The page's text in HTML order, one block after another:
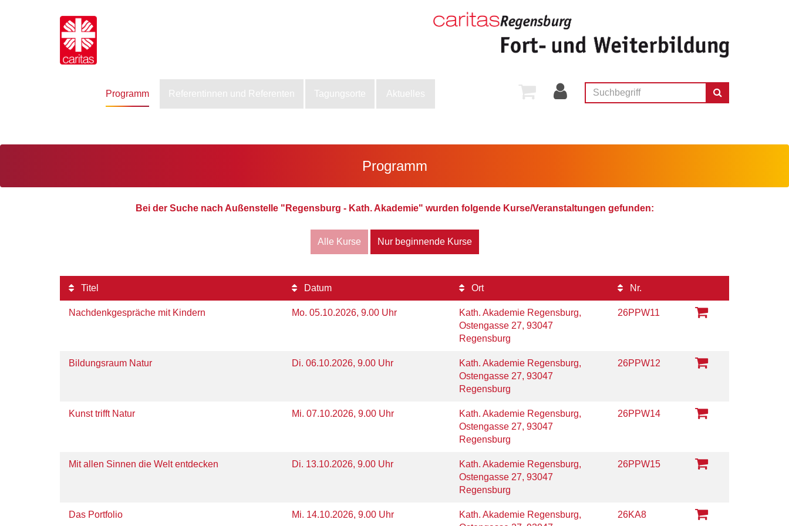
Programm Referentinnen und Referenten Tagungsorte Aktuelles
Programm
Bei der Suche nach Außenstelle "Regensburg - Kath. Akademie" wurden folgende Kurse/Veranstaltungen gefunden:
Alle Kurse Nur beginnende Kurse
Titel Datum Ort Nr.
Nachdenkgespräche mit Kindern Mo. 05.10.2026, 9.00 Uhr
Kath. Akademie Regensburg,
Ostengasse 27, 93047
Regensburg
26PPW11
Bildungsraum Natur Di. 06.10.2026, 9.00 Uhr
Kath. Akademie Regensburg,
Ostengasse 27, 93047
Regensburg
26PPW12
Kunst trifft Natur Mi. 07.10.2026, 9.00 Uhr
Kath. Akademie Regensburg,
Ostengasse 27, 93047
Regensburg
26PPW14
Mit allen Sinnen die Welt entdecken Di. 13.10.2026, 9.00 Uhr
Kath. Akademie Regensburg,
Ostengasse 27, 93047
Regensburg
26PPW15
Das Portfolio Mi. 14.10.2026, 9.00 Uhr
Kath. Akademie Regensburg,
26KA8